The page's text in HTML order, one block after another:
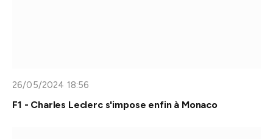
26/05/2024 18:56
F1 - Charles Leclerc s'impose enfin à Monaco